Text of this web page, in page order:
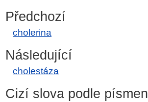
Předchozí
cholerina
Následující
cholestáza
Cizí slova podle písmen